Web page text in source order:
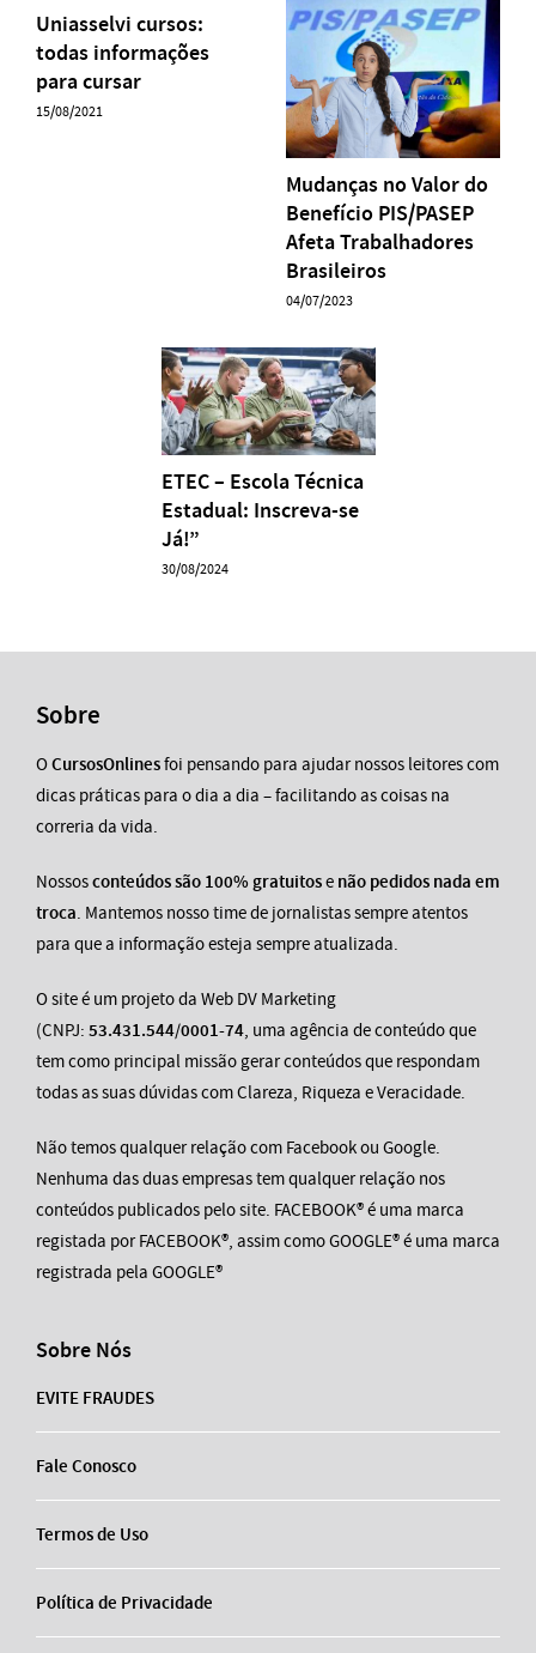
Uniasselvi cursos:
todas informações
para cursar
15/08/2021
Mudanças no Valor do
Benefício PIS/PASEP
Afeta Trabalhadores
Brasileiros
04/07/2023
ETEC – Escola Técnica
Estadual: Inscreva-se
Já!”
30/08/2024
Sobre
OCursosOnlinesfoi pensando para ajudar nossos leitores com
dicas práticas para o dia a dia – facilitando as coisas na
correria da vida.
Nossosconteúdos são 100% gratuitose não pedidos nada em
troca. Mantemos nosso time de jornalistas sempre atentos
para que a informação esteja sempre atualizada.
O site é um projeto da Web DV Marketing
(CNPJ: 53.431.544/0001-74, uma agência de conteúdo que
tem como principal missão gerar conteúdos que respondam
todas as suas dúvidas com Clareza, Riqueza e Veracidade.
Não temos qualquer relação com Facebook ou Google.
Nenhuma das duas empresas tem qualquer relação nos
conteúdos publicados pelo site. FACEBOOK® é uma marca
registada por FACEBOOK®, assim como GOOGLE® é uma marca
registrada pela GOOGLE®
Sobre Nós
EVITE FRAUDES
Fale Conosco
Termos de Uso
Política de Privacidade